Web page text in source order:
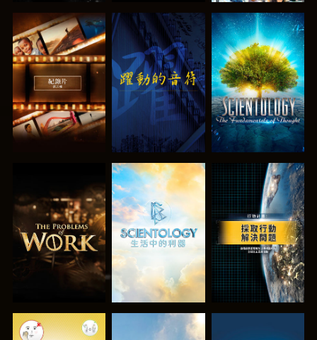
探索系列節目 觀看 探索系列節目
探索系列節目 探索系列節目 觀看